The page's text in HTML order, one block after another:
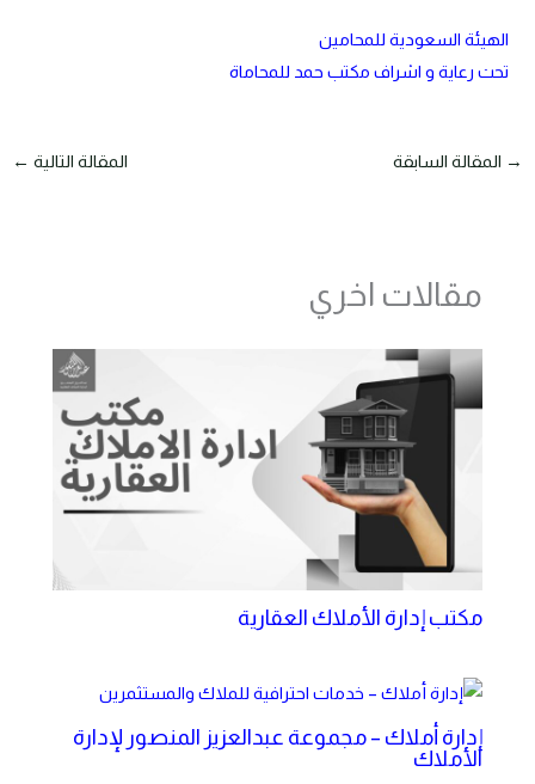
الهيئة السعودية للمحامين
تحت رعاية و اشراف مكتب حمد للمحاماة
→ المقالة السابقة المقالة التالية ←
مقالات اخري
مكتب إدارة الأملاك العقارية
إدارة أملاك – مجموعة عبدالعزيز المنصور لإدارة
الأملاك